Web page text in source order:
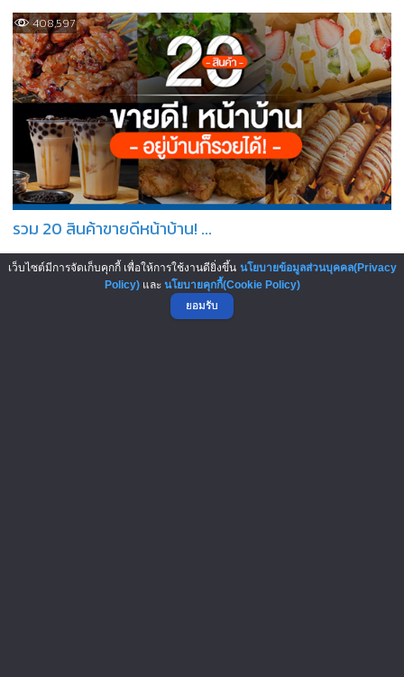
408,597
รวม 20 สินค้าขายดีหน้าบ้าน! ...
362,627
เว็บไซต์มีการจัดเก็บคุกกี้ เพื่อให้การใช้งานดียิ่งขึ้น นโยบายข้อมูลส่วนบุคคล(Privacy
Policy)และ นโยบายคุกกี้(Cookie Policy)
ยอมรับ